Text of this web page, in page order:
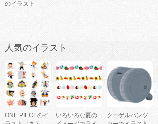
のイラスト
人気のイラスト
ONE PIECEのイ
いろいろな夏の
クーゲルパンツ